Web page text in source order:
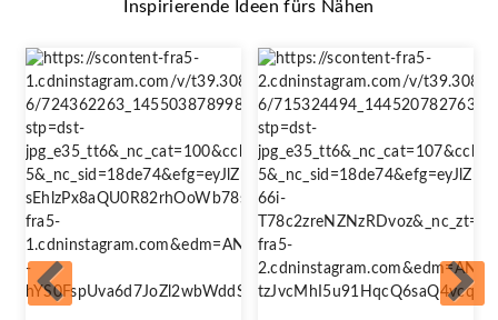
Inspirierende Ideen fürs Nähen